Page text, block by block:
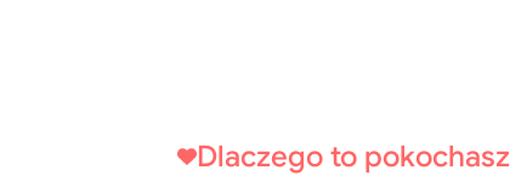
Dlaczego to pokochasz